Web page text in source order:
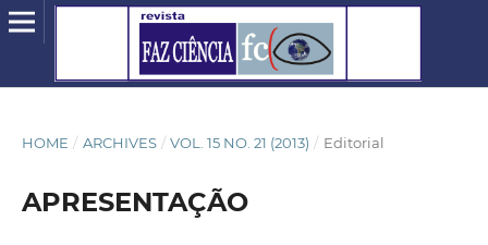
HOME / ARCHIVES / VOL. 15 NO. 21 (2013) / Editorial
APRESENTAÇÃO